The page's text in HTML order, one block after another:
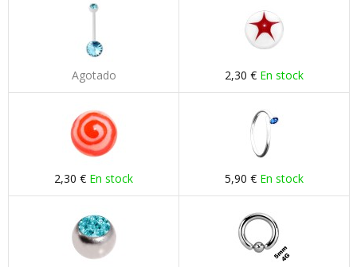
Agotado 2,30 € En stock
2,30 € En stock 5,90 € En stock